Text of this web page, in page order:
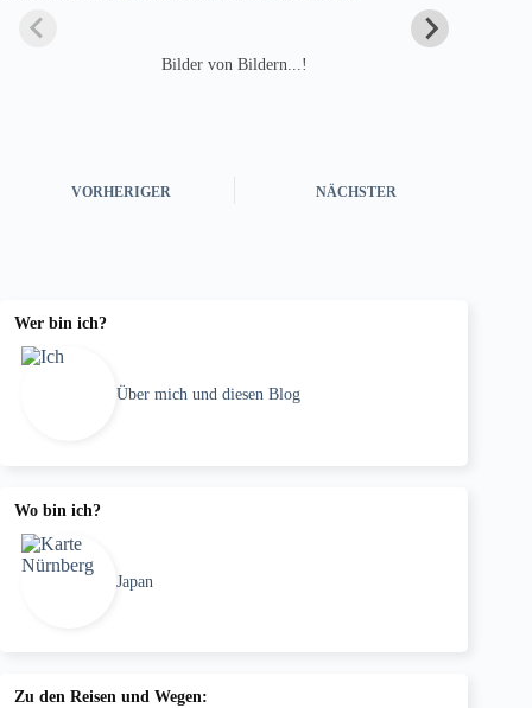
Bilder von Bildern...!
VORHERIGER NÄCHSTER
Wer bin ich?
Über mich und diesen Blog
Wo bin ich?
Japan
Zu den Reisen und Wegen: